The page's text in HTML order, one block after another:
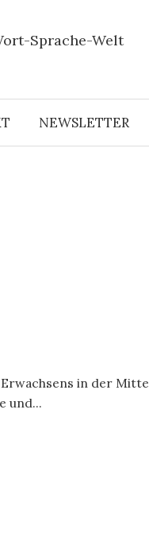
NEWSLETTER
in der Mitte
und...